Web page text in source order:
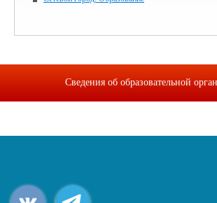
Сведения об образовательной